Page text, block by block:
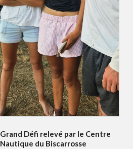
Grand Défi relevé par le Centre
Nautique du Biscarrosse